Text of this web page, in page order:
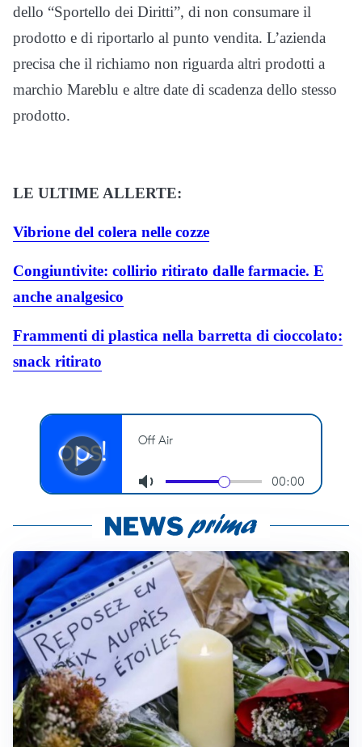
dello “Sportello dei Diritti”, di non consumare il
prodotto e di riportarlo al punto vendita. L’azienda
precisa che il richiamo non riguarda altri prodotti a
marchio Mareblu e altre date di scadenza dello stesso
prodotto.
LE ULTIME ALLERTE:
Vibrione del colera nelle cozze
Congiuntivite: collirio ritirato dalle farmacie. E
anche analgesico
Frammenti di plastica nella barretta di cioccolato:
snack ritirato